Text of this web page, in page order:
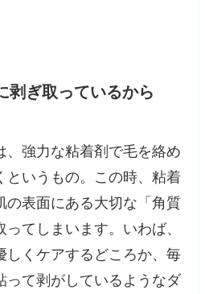
剥ぎ取っているから
、強力な粘着剤で毛を絡め
というもの。この時、粘着
の表面にある大切な「角質
てしまいます。いわば、
しくケアするどころか、毎
って剥がしているようなダ